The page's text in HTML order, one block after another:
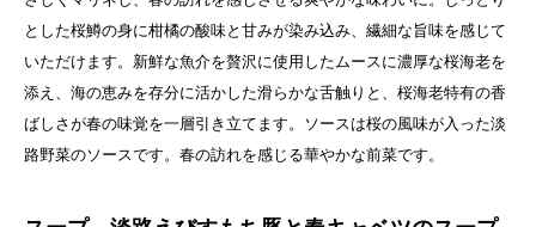
とした桜鱒の身に柑橘の酸味と甘みが染み込み、繊細な旨味を感じて
いただけます。新鮮な魚介を贅沢に使用したムースに濃厚な桜海老を
添え、海の恵みを存分に活かした滑らかな舌触りと、桜海老特有の香
ばしさが春の味覚を一層引き立てます。ソースは桜の風味が入った淡
路野菜のソースです。春の訪れを感じる華やかな前菜です。